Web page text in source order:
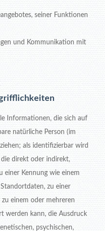
seiner Funktionen
und Kommunikation mit
Informationen, die sich auf
natürliche Person (im
als identifizierbar wird
die direkt oder indirekt,
einer Kennung wie einem
zu einer
einem oder mehreren
werden kann, die Ausdruck
psychischen,